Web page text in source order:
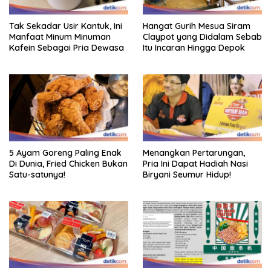
Tak Sekadar Usir Kantuk, Ini
Manfaat Minum Minuman
Kafein Sebagai Pria Dewasa
Hangat Gurih Mesua Siram
Claypot yang Didalam Sebab
Itu Incaran Hingga Depok
5 Ayam Goreng Paling Enak
Di Dunia, Fried Chicken Bukan
Satu-satunya!
Menangkan Pertarungan,
Pria Ini Dapat Hadiah Nasi
Biryani Seumur Hidup!